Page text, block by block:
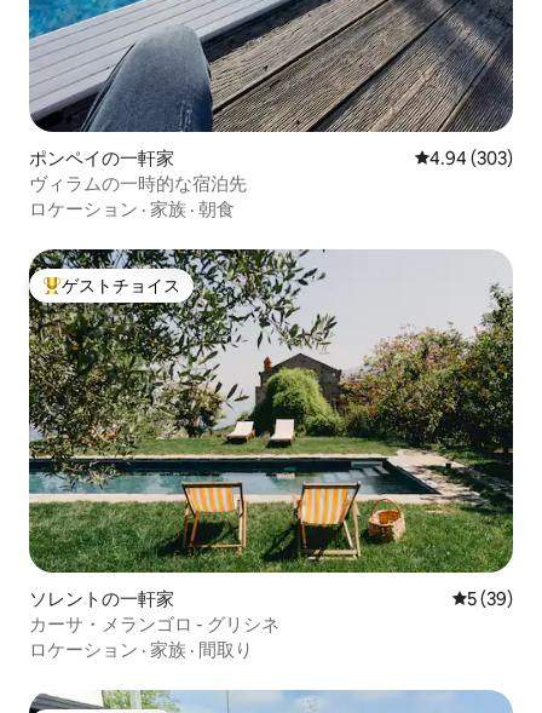
ポンペイの一軒家 レビュー303
4.94 (303)
ヴィラムの一時的な宿泊先
ロケーション · 家族 · 朝食
大好評のゲストチョイスです。
ゲストチョイス
ソレントの一軒家 レビュー
5 (39)
カーサ・メランゴロ - グリシネ
ロケーション · 家族 · 間取り